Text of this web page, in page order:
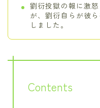
劉衍投獄の報に激
が、劉衍自らが彼
しました。
Contents